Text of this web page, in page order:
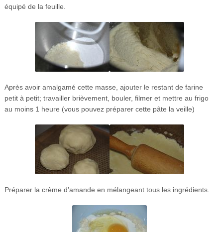
équipé de la feuille.
Après avoir amalgamé cette masse, ajouter le restant de farine
petit à petit; travailler brièvement, bouler, filmer et mettre au frigo
au moins 1 heure (vous pouvez préparer cette pâte la veille)
Préparer la crème d’amande en mélangeant tous les ingrédients.